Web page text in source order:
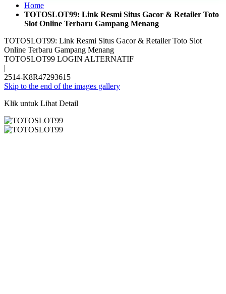
Home
TOTOSLOT99: Link Resmi Situs Gacor & Retailer Toto
Slot Online Terbaru Gampang Menang
TOTOSLOT99: Link Resmi Situs Gacor & Retailer Toto Slot
Online Terbaru Gampang Menang
TOTOSLOT99 LOGIN ALTERNATIF
|
2514-K8R47293615
Skip to the end of the images gallery
Klik untuk Lihat Detail